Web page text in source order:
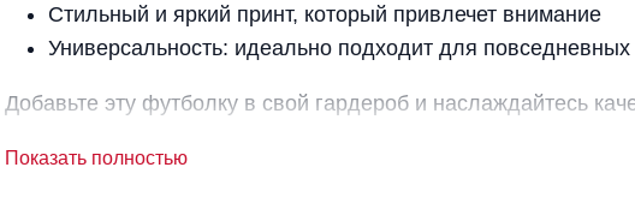
Стильный и яркий принт, который привлечет внимание
Универсальность: идеально подходит для
Добавьте эту футболку в свой гардероб и наслаждайтесь
Показать полностью